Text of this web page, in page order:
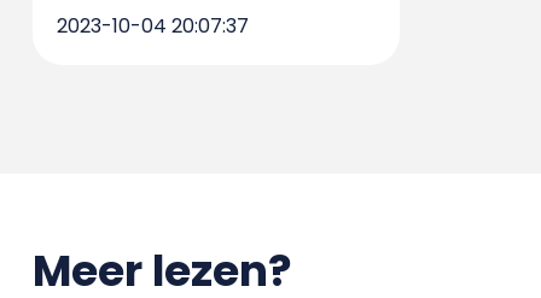
2023-10-04 20:07:37
Meer lezen?